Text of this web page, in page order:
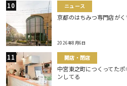
ニュース
京都のはちみつ専門店が
2026年8月6日
開店・閉店
中宮東之町につくってた
ンしてる